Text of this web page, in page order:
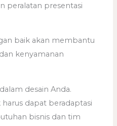
peralatan presentasi
baik akan membantu
kenyamanan
desain Anda.
dapat beradaptasi
bisnis dan tim